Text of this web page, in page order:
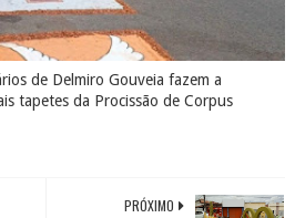
de Delmiro Gouveia fazem a
tapetes da Procissão de Corpus
PRÓXIMO